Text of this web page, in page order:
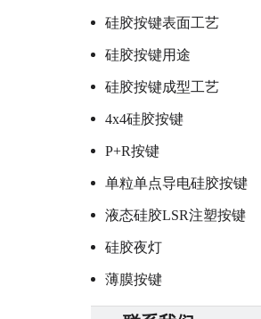
硅胶按键表面工艺
硅胶按键用途
硅胶按键成型工艺
4x4硅胶按键
P+R按键
单粒单点导电硅胶按键
液态硅胶LSR注塑按键
硅胶夜灯
薄膜按键